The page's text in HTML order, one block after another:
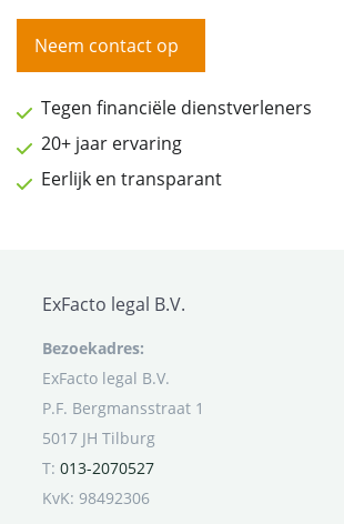
Neem contact op
Tegen financiële dienstverleners
20+ jaar ervaring
Eerlijk en transparant
ExFacto legal B.V.
Bezoekadres:
ExFacto legal B.V.
P.F. Bergmansstraat 1
5017 JH Tilburg
T: 013-2070527
KvK: 98492306